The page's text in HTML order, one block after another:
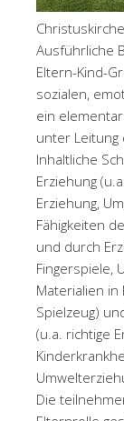
Ausführliche
Eltern-Kind-
sozialen,
ein
unter
Inhaltliche
Erziehung
Erziehung,
Fähigkeiten
und durch
Fingerspiele,
Materialien
Spielzeug)
(u.a. richtige
Die